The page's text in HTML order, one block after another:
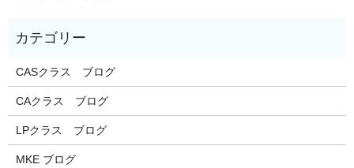
CASクラス ブログ
CAクラス ブログ
LPクラス ブログ
MKE ブログ